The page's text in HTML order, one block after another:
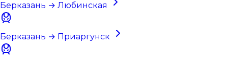
Берказань → Любинская
Берказань → Приаргунск